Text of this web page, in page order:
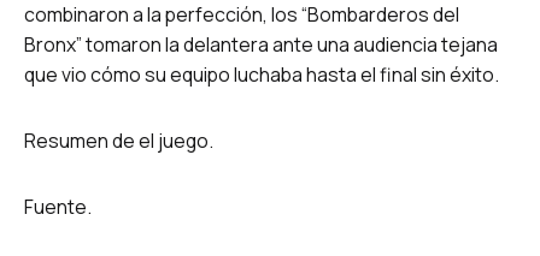
combinaron a la perfección, los “Bombarderos del
Bronx” tomaron la delantera ante una audiencia tejana
que vio cómo su equipo luchaba hasta el final sin éxito.
Resumen de el juego.
Fuente.